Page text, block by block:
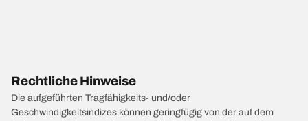
Rechtliche Hinweise
Die aufgeführten Tragfähigkeits- und/oder
Geschwindigkeitsindizes können geringfügig von der auf dem